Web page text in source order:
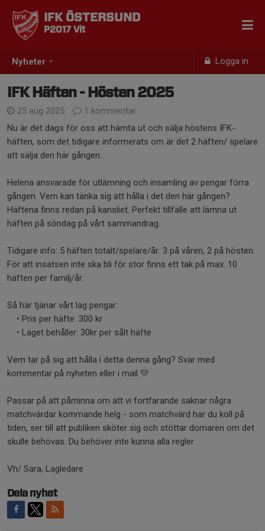
Nyheter Logga in
IFK ÖSTERSUND
P2017 Vit
IFK Häften - Hösten 2025
25 aug 2025
1 kommentar
Nu är det dags för oss att hämta ut och sälja höstens IFK-
häften, som det tidigare informerats om är det 2 häften/ spelare
att sälja den här gången.
Helena ansvarade för utlämning och insamling av pengar förra
gången. Vem kan tänka sig att hålla i det den här gången?
Häftena finns redan på kansliet. Perfekt tillfälle att lämna ut
häften på söndag på vårt sammandrag.
Tidigare info: 5 häften totalt/spelare/år. 3 på våren, 2 på hösten.
För att insatsen inte ska bli för stor finns ett tak på max. 10
häften per familj/år.
Så här tjänar vårt lag pengar:
• Pris per häfte: 300 kr
• Laget behåller: 30kr per sålt häfte
Vem tar på sig att hålla i detta denna gång? Svar med
kommentar på nyheten eller i mail 💛
Passar på att påminna om att vi fortfarande saknar några
matchvärdar kommande helg - som matchvärd har du koll på
tiden, ser till att publiken sköter sig och stöttar domaren om det
skulle behövas. Du behöver inte kunna alla regler.
Vh/ Sara, Lagledare
Dela nyhet